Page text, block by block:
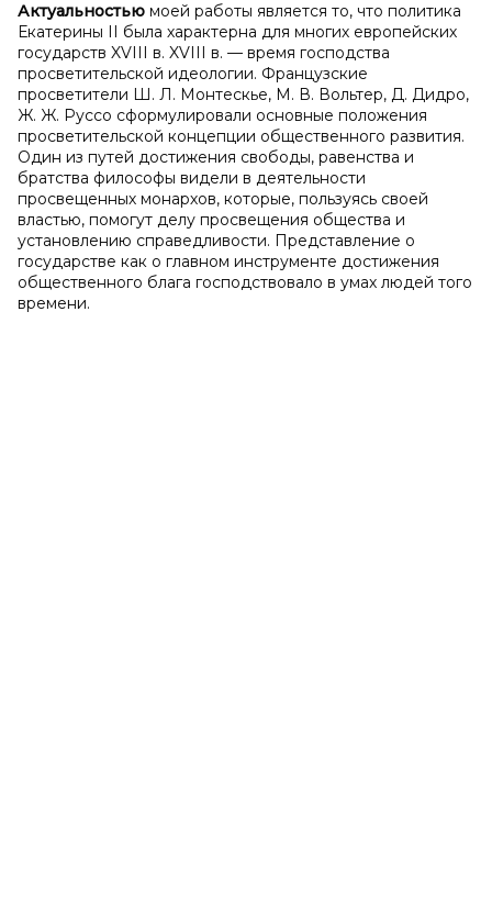
Актуальностью моей работы является то, что политика
Екатерины II была характерна для многих европейских
государств XVIII в. XVIII в. — время господства
просветительской идеологии. Французские
просветители Ш. Л. Монтескье, М. В. Вольтер, Д. Дидро,
Ж. Ж. Руссо сформулировали основные положения
просветительской концепции общественного развития.
Один из путей достижения свободы, равенства и
братства философы видели в деятельности
просвещенных монархов, которые, пользуясь своей
властью, помогут делу просвещения общества и
установлению справедливости. Представление о
государстве как о главном инструменте достижения
общественного блага господствовало в умах людей того
времени.